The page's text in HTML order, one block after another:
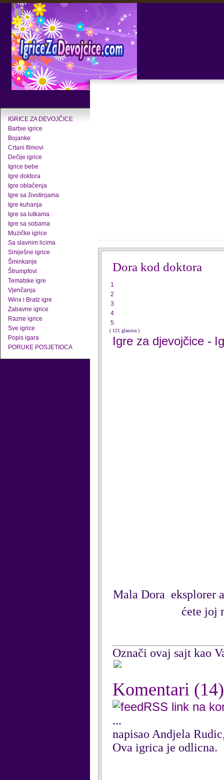
IGRICE ZA DEVOJČICE
Barbie igrice
Bojanke
Crtani filmovi
Dečije igrice
Igrice bebe
Igre doktora
Igre oblačenja
Igre sa životinjama
Igre kuhanja
Igre sa lutkama
Igre sa sobama
Muzičke igrice
Sa slavnim licima
Smiješne igrice
Šminkanje
Štrumpfovi
Tematske igre
Vjenčanja
Winx i Bratz igre
Zabavne igrice
Razne igrice
Sve igrice
Popis igara
PORUKE POSJETIOCA
Dora kod doktora
1
2
3
4
5
( 121 glasova )
Igre za djevojčice -
Mala Dora eksplorer
ćete joj
Označi ovaj sajt kao
Komentari (14)
RSS link na
...
napisao Andjela
Ova igrica je odlicna.